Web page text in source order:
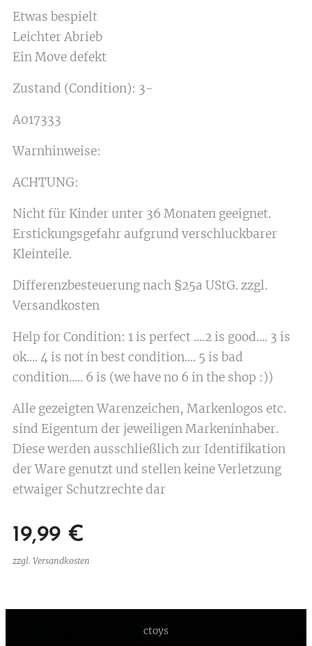
Etwas bespielt
Leichter Abrieb
Ein Move defekt
Zustand (Condition): 3-
A017333
Warnhinweise:
ACHTUNG:
Nicht für Kinder unter 36 Monaten geeignet.
Erstickungsgefahr aufgrund verschluckbarer
Kleinteile.
Differenzbesteuerung nach §25a UStG. zzgl.
Versandkosten
Help for Condition: 1 is perfect ....2 is good.... 3 is
ok.... 4 is not in best condition.... 5 is bad
condition..... 6 is (we have no 6 in the shop :))
Alle gezeigten Warenzeichen, Markenlogos etc.
sind Eigentum der jeweiligen Markeninhaber.
Diese werden ausschließlich zur Identifikation
der Ware genutzt und stellen keine Verletzung
etwaiger Schutzrechte dar
19,99 €
zzgl. Versandkosten
ctoys